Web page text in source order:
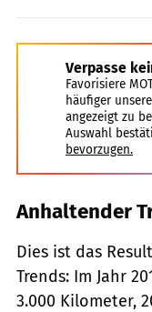
Verpasse
Favorisiere
häufiger
angezeigt zu
Auswahl
bevorzugen.
Anhaltender
Dies ist das
Trends: Im Jahr
3.000 Kilometer,